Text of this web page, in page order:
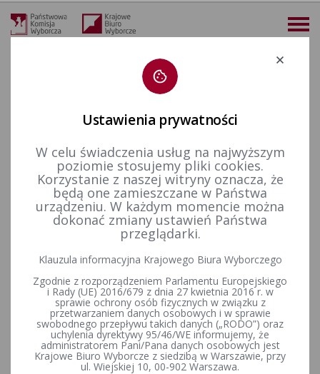
Deklaracja dostępności
więcej
Finansowanie polityki Akty prawne Rozporządzenie Ministra Finansów z dnia 27 września 2023 r. w sprawie sprawozdania o źródłach pozyskania środków finansowych (Dz. U. poz. 2076).
Rozporządzenie Ministra
Finansów z dnia 27 września
2023 r. w sprawie
sprawozdania o źródłach
pozyskania środków
finansowych (Dz. U. poz. 2076).
Ustawienia prywatności
W celu świadczenia usług na najwyższym
poziomie stosujemy pliki cookies.
Korzystanie z naszej witryny oznacza, że
będą one zamieszczane w Państwa
urządzeniu. W każdym momencie można
dokonać zmiany ustawień Państwa
przeglądarki.
Klauzula informacyjna Krajowego Biura Wyborczego
Zgodnie z rozporządzeniem Parlamentu Europejskiego
i Rady (UE) 2016/679 z dnia 27 kwietnia 2016 r. w
sprawie ochrony osób fizycznych w związku z
przetwarzaniem danych osobowych i w sprawie
swobodnego przepływu takich danych („RODO”) oraz
uchylenia dyrektywy 95/46/WE informujemy, że
administratorem Pani/Pana danych osobowych jest
Krajowe Biuro Wyborcze z siedzibą w Warszawie, przy
ul. Wiejskiej 10, 00-902 Warszawa.